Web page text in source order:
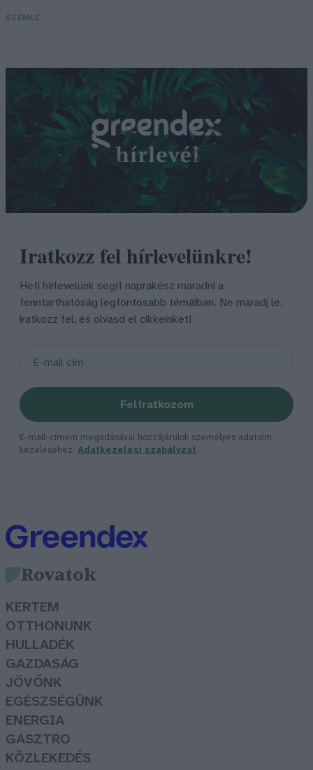
SZEMLE
Iratkozz fel hírlevelünkre!
Heti hírlevelünk segít naprakész maradni a
fenntarthatóság legfontosabb témáiban. Ne maradj le,
iratkozz fel, és olvasd el cikkeinket!
Feliratkozom
E-mail-címem megadásával hozzájárulok személyes adataim
kezeléséhez. Adatkezelési szabályzat
Rovatok
KERTEM
OTTHONUNK
HULLADÉK
GAZDASÁG
JÖVŐNK
EGÉSZSÉGÜNK
ENERGIA
GASZTRO
KÖZLEKEDÉS